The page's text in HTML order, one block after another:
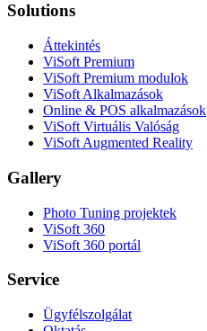
Solutions
Áttekintés
ViSoft Premium
ViSoft Premium modulok
ViSoft Alkalmazások
Online & POS alkalmazások
ViSoft Virtuális Valóság
ViSoft Augmented Reality
Gallery
Photo Tuning projektek
ViSoft 360
ViSoft 360 portál
Service
Ügyfélszolgálat